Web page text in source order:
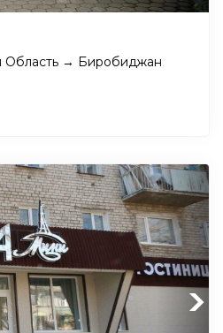
Область → Биробиджан
Next